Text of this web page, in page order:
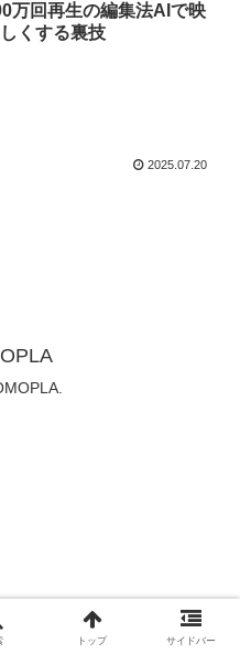
万回再生の編集法AIで映
くする裏技
2025.07.20
トップ サイドバー